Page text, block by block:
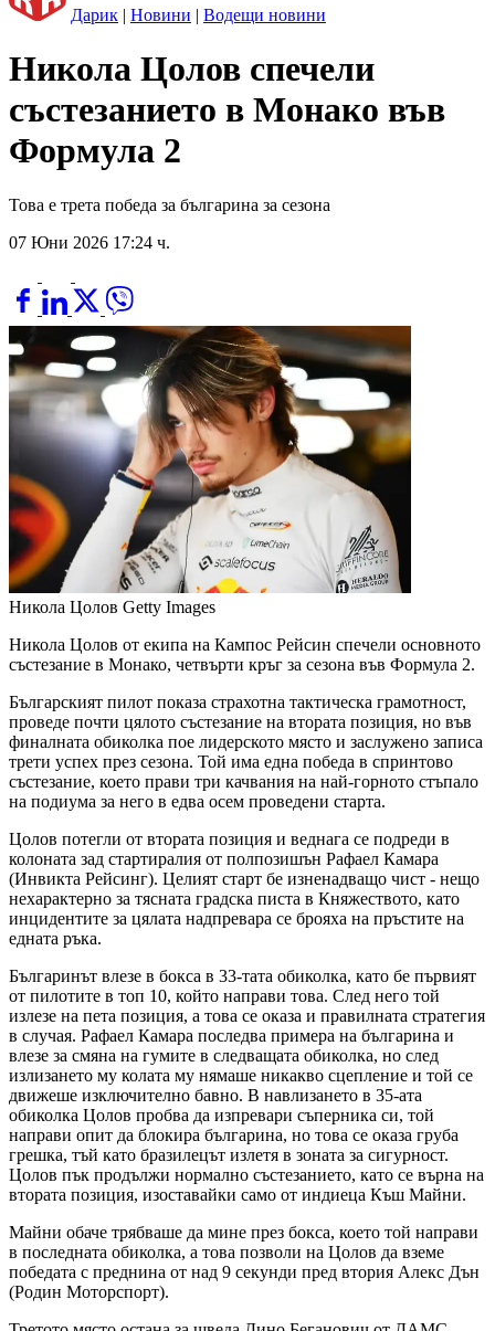
Дарик | Новини | Водещи новини
Никола Цолов спечели
състезанието в Монако във
Формула 2
Това е трета победа за българина за сезона
07 Юни 2026 17:24 ч.
Никола Цолов Getty Images
Никола Цолов от екипа на Кампос Рейсин спечели основното
състезание в Монако, четвърти кръг за сезона във Формула 2.
Българският пилот показа страхотна тактическа грамотност,
проведе почти цялото състезание на втората позиция, но във
финалната обиколка пое лидерското място и заслужено записа
трети успех през сезона. Той има една победа в спринтово
състезание, което прави три качвания на най-горното стъпало
на подиума за него в едва осем проведени старта.
Цолов потегли от втората позиция и веднага се подреди в
колоната зад стартиралия от полпозишън Рафаел Камара
(Инвикта Рейсинг). Целият старт бе изненадващо чист - нещо
нехарактерно за тясната градска писта в Княжеството, като
инцидентите за цялата надпревара се брояха на пръстите на
едната ръка.
Българинът влезе в бокса в 33-тата обиколка, като бе първият
от пилотите в топ 10, който направи това. След него той
излезе на пета позиция, а това се оказа и правилната стратегия
в случая. Рафаел Камара последва примера на българина и
влезе за смяна на гумите в следващата обиколка, но след
излизането му колата му нямаше никакво сцепление и той се
движеше изключително бавно. В навлизането в 35-ата
обиколка Цолов пробва да изпревари съперника си, той
направи опит да блокира българина, но това се оказа груба
грешка, тъй като бразилецът излетя в зоната за сигурност.
Цолов пък продължи нормално състезанието, като се върна на
втората позиция, изоставайки само от индиеца Къш Майни.
Майни обаче трябваше да мине през бокса, което той направи
в последната обиколка, а това позволи на Цолов да вземе
победата с преднина от над 9 секунди пред втория Алекс Дън
(Родин Моторспорт).